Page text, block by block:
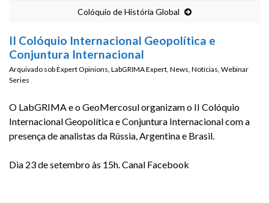
Colóquio de História Global
II Colóquio Internacional Geopolítica e
Conjuntura Internacional
Arquivado sobExpert Opinions, LabGRIMA Expert, News, Notícias, Webinar
Series
O LabGRIMA e o GeoMercosul organizam o II Colóquio
Internacional Geopolítica e Conjuntura Internacional com a
presença de analistas da Rússia, Argentina e Brasil.
Dia 23 de setembro às 15h. Canal Facebook